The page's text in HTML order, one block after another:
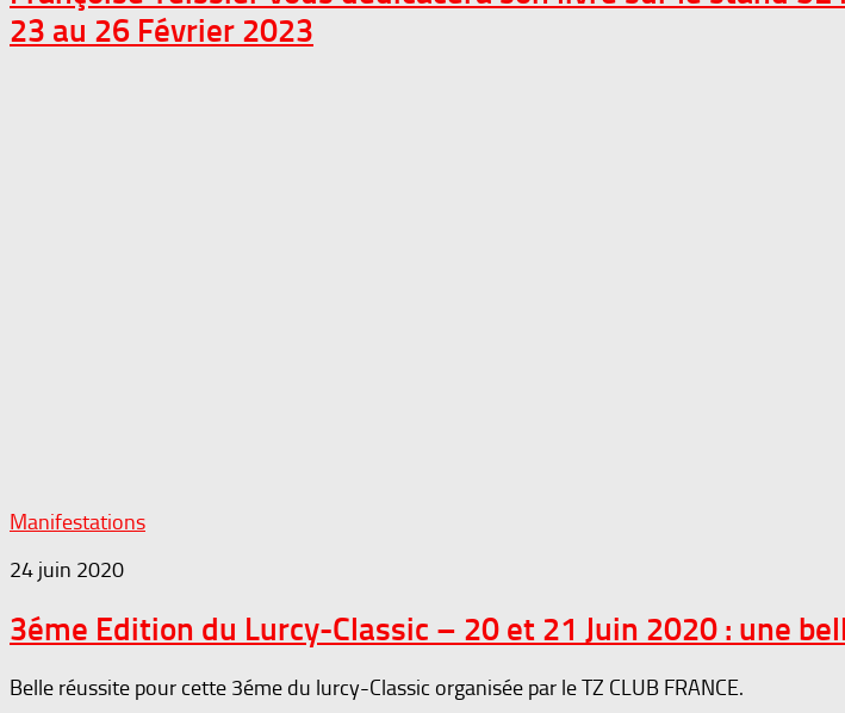
23 au 26 Février 2023
Manifestations
24 juin 2020
3éme Edition du Lurcy-Classic – 20 et 21 Juin 2020 : une
Belle réussite pour cette 3éme du lurcy-Classic organisée par le TZ CLUB FRANCE.